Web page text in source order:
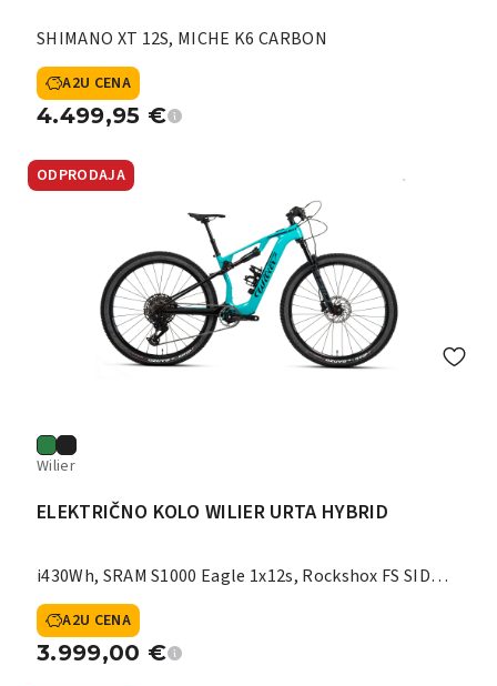
SHIMANO XT 12S, MICHE K6 CARBON
A2U CENA
4.499,95 €
ODPRODAJA
Wilier
ELEKTRIČNO KOLO WILIER URTA HYBRID
i430Wh, SRAM S1000 Eagle 1x12s, Rockshox FS SID
120 mm
A2U CENA
3.999,00 €